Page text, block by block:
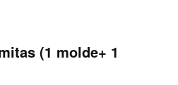
(1 molde+ 1